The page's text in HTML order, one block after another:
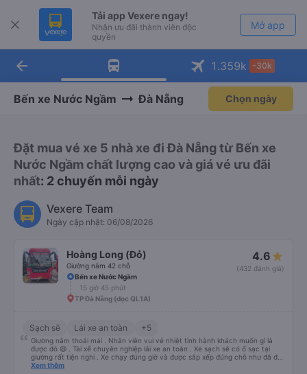
Tải app Vexere ngay!
Nhận ưu đãi thành viên độc
quyền
Mở app
Tải app Vexere
-30k/ghế khi đặt vé máy bay qua
Mở app
arrow_back 1.359k -30k
Bến xe Nước Ngầm Đà Nẵng Chọn ngày
Đặt mua vé xe 5 nhà xe đi Đà Nẵng từ Bến xe
Nước Ngầm chất lượng cao và giá vé ưu đãi
nhất: 2 chuyến mỗi ngày
Vexere Team
Ngày cập nhật: 06/08/2026
Hoàng Long (Đỏ)
Giường nằm 42 chỗ
4.6
(432 đánh giá)
Bến xe Nước Ngầm
15 giờ 45 phút
TP Đà Nẵng (dọc QL1A)
Sạch sẽ Lái xe an toàn +5
Giường nằm thoải mái . Nhân viên vui vẻ nhiệt tình hành khách muốn gì là
được đó 😆 . Tài xế chuyên nghiệp lái xe an toàn . Xe sạch sẽ có ổ sạc tại
giường rất tiện nghi . Xe chạy đúng giờ và được sắp xếp đúng chỗ như đã đặt
. Điểm 10 cho hoàng long đỏ 👍
Xem thêm